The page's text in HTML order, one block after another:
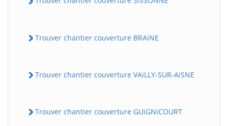
Trouver chantier couverture BRAiNE
Trouver chantier couverture VAiLLY-SUR-AiSNE
Trouver chantier couverture GUiGNiCOURT